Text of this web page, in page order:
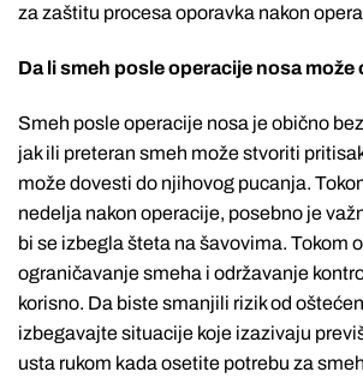
za zaštitu procesa oporavka nakon
Da li smeh posle operacije nosa
Smeh posle operacije nosa je obično
jak ili preteran smeh može stvoriti
može dovesti do njihovog pucanja.
nedelja nakon operacije, posebno je
bi se izbegla šteta na šavovima. Tokom
ograničavanje smeha i održavanje
korisno. Da biste smanjili rizik od
izbegavajte situacije koje izazivaju
usta rukom kada osetite potrebu za